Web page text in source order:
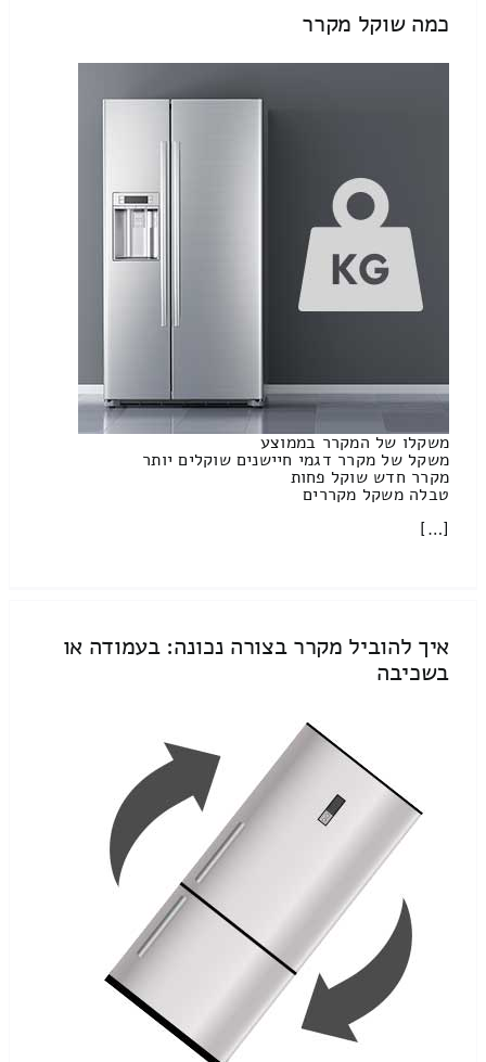
כמה שוקל מקרר
משקלו של המקרר בממוצע
משקל של מקרר דגמי חיישנים שוקלים יותר
מקרר חדש שוקל פחות
טבלה משקל מקררים
[…]
איך להוביל מקרר בצורה נכונה: בעמודה או
בשכיבה